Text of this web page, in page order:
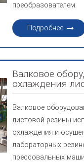
преобразователем.
Подробнее
Валковое
охлаждения
Валковое
листовой резины
охлаждения и
лабораторных
прессовальных